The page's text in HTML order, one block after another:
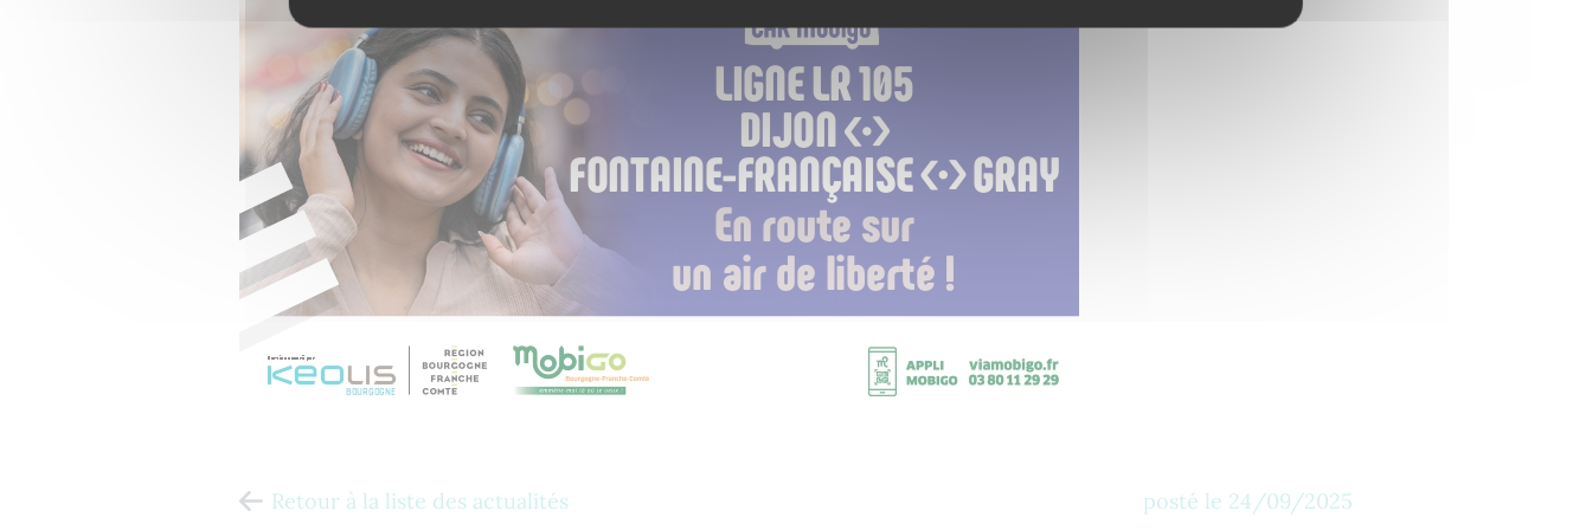
Retour à la liste des actualités posté le 24/09/2025